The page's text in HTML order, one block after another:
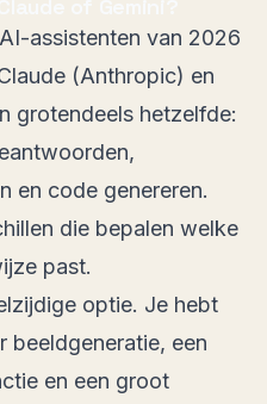
assistenten van 2026
(Anthropic) en
grotendeels hetzelfde:
en code genereren.
die bepalen welke
past.
optie. Je hebt
beeldgeneratie, een
en een groot